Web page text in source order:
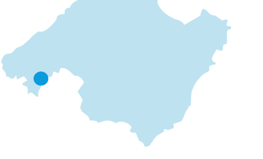
salón. El promotor apuesta por el futuro
construyendo de forma sostenible tanto en la fase
inicial como en la final del proyecto. Todos los
apartamentos son de alta eficiencia energética, por lo
que podrá contribuir al medio ambiente y disfrutar de
sus beneficios al mismo tiempo. El proyecto incluye un
tipo de acristalamiento que mantiene la temperatura
constante, por lo que el coste del aire acondicionado
no es tan elevado. Además del confort térmico, la
acústica también está perfectamente atenuada, por lo